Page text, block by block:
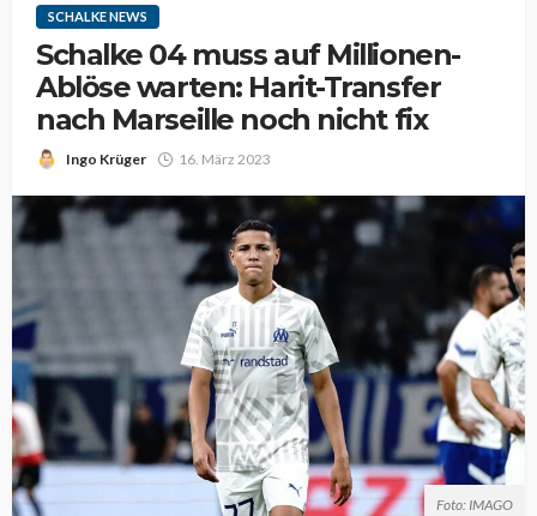
SCHALKE NEWS
Schalke 04 muss auf Millionen-
Ablöse warten: Harit-Transfer
nach Marseille noch nicht fix
Ingo Krüger 16. März 2023
Foto: IMAGO